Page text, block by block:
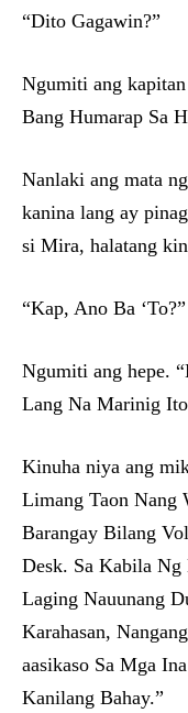
“Dito Gagawin?”
Ngumiti ang
Bang Humarap Sa
Nanlaki ang mata
kanina lang ay
si Mira, halatang
“Kap, Ano Ba
Ngumiti ang hepe.
Lang Na Marinig
Kinuha niya ang
Limang Taon Nang
Barangay Bilang
Desk. Sa Kabila
Laging Nauunang
Karahasan,
aasikaso Sa Mga
Kanilang Bahay.”